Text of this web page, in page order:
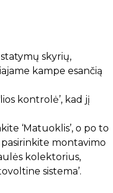
skyrių,
kampe esančią
kontrolė’, kad jį
‘Matuoklis’, o po to
pasirinkite montavimo
kolektorius,
sistema’.